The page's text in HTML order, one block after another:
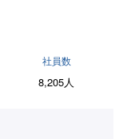
社員数
8,205人